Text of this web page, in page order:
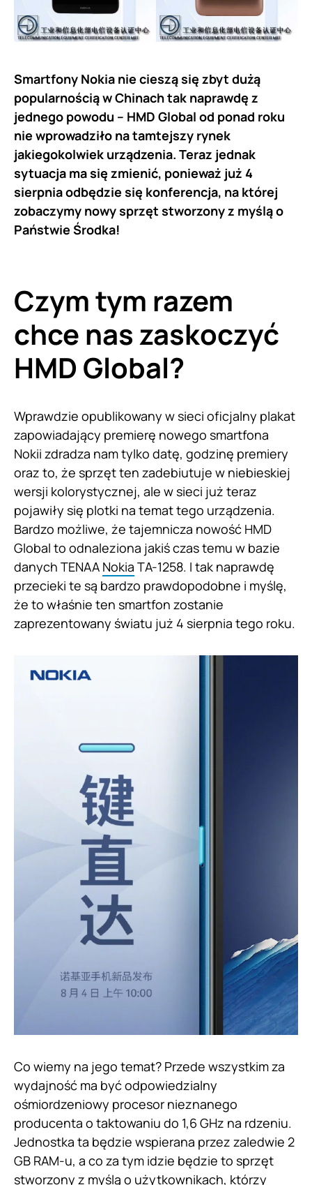
Smartfony Nokia nie cieszą się zbyt dużą
popularnością w Chinach tak naprawdę z
jednego powodu – HMD Global od ponad roku
nie wprowadziło na tamtejszy rynek
jakiegokolwiek urządzenia. Teraz jednak
sytuacja ma się zmienić, ponieważ już 4
sierpnia odbędzie się konferencja, na której
zobaczymy nowy sprzęt stworzony z myślą o
Państwie Środka!
Czym tym razem
chce nas zaskoczyć
HMD Global?
Wprawdzie opublikowany w sieci oficjalny plakat
zapowiadający premierę nowego smartfona
Nokii zdradza nam tylko datę, godzinę premiery
oraz to, że sprzęt ten zadebiutuje w niebieskiej
wersji kolorystycznej, ale w sieci już teraz
pojawiły się plotki na temat tego urządzenia.
Bardzo możliwe, że tajemnicza nowość HMD
Global to odnaleziona jakiś czas temu w bazie
danych TENAA Nokia TA-1258. I tak naprawdę
przecieki te są bardzo prawdopodobne i myślę,
że to właśnie ten smartfon zostanie
zaprezentowany światu już 4 sierpnia tego roku.
Co wiemy na jego temat? Przede wszystkim za
wydajność ma być odpowiedzialny
ośmiordzeniowy procesor nieznanego
producenta o taktowaniu do 1,6 GHz na rdzeniu.
Jednostka ta będzie wspierana przez zaledwie 2
GB RAM-u, a co za tym idzie będzie to sprzęt
stworzony z myślą o użytkownikach, którzy